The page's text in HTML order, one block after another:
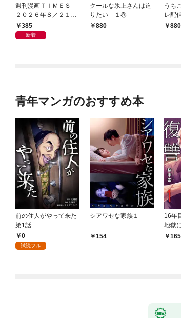
週刊漫画ＴＩＭＥＳ
２０２６年８／２１・
２８合併号
385
新着
クールな氷上さんは迫
りたい １巻
880
うち
レ配
880
青年マンガのおすすめ本
前の住人がやって来た
第1話
0
試読フル
シアワセな家族１
154
16年
地獄
165